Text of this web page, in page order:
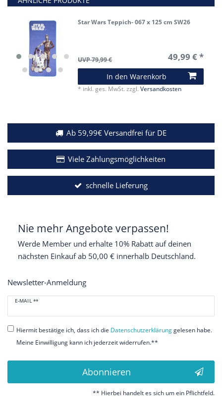
Star Wars Teppich- 067 x 125 cm SW26
UVP 79,99 € 49,99 € *
In den Warenkorb
* inkl. ges. MwSt. zzgl.Versandkosten
Ab 59,99€ Versandfrei für DE
Viele Zahlungsmöglichkeiten
schnelle Lieferung
Nie mehr Angebote verpassen!
Werde Member und erhalte 10% Rabatt auf deinen
nächsten Einkauf ab 50,00 € innerhalb Deutschland.
Newsletter-Anmeldung
E-MAIL **
Newsletter
Honig
Hiermit bestätige ich, dass ich die Daten­schutz­erklärunggelesen habe.
Meine Einwilligung kann ich jederzeit widerrufen.**
Abonnieren
** Hierbei handelt es sich um ein Pflichtfeld.